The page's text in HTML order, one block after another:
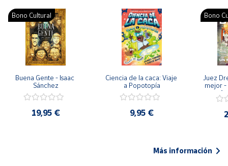
Bono Cultural
Buena Gente - Isaac
Sánchez
19,95 €
Ciencia de la caca: Viaje
a Popotopía
9,95 €
Bono
Juez
mejor -
Más información